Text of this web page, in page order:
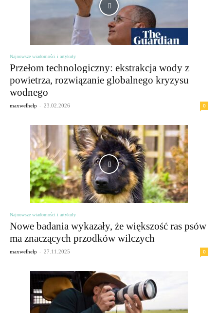
Najnowsze wiadomości i artykuły
Przełom technologiczny: ekstrakcja wody z
powietrza, rozwiązanie globalnego kryzysu
wodnego
maxwelhelp - 23.02.2026 0
Najnowsze wiadomości i artykuły
Nowe badania wykazały, że większość ras psów
ma znaczących przodków wilczych
maxwelhelp - 27.11.2025 0